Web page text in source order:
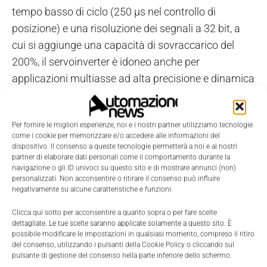
Per fornire le migliori esperienze, noi e i nostri partner utilizziamo tecnologie
come i cookie per memorizzare e/o accedere alle informazioni del
dispositivo. Il consenso a queste tecnologie permetterà a noi e ai nostri
partner di elaborare dati personali come il comportamento durante la
navigazione o gli ID univoci su questo sito e di mostrare annunci (non)
personalizzati. Non acconsentire o ritirare il consenso può influire
negativamente su alcune caratteristiche e funzioni.
Clicca qui sotto per acconsentire a quanto sopra o per fare scelte
dettagliate. Le tue scelte saranno applicate solamente a questo sito. È
possibile modificare le impostazioni in qualsiasi momento, compreso il ritiro
del consenso, utilizzando i pulsanti della Cookie Policy o cliccando sul
pulsante di gestione del consenso nella parte inferiore dello schermo.
tempo basso di ciclo (250 µs nel controllo di
posizione) e una risoluzione dei segnali a 32 bit, a
cui si aggiunge una capacità di sovraccarico del
200%, il servoinverter è idoneo anche per
applicazioni multiasse ad alta precisione e dinamica
elevata, quali macchine di
movimentazione/smistamento, macchine
confezionatrici e applicazioni di robotica, così come
per semplici task di posizionamento. L'i700 è
disponibile con tutti i più comuni sistemi di
raffreddamento e montaggio (Cold Plate, Push-
Through e ad incasso). Anche le funzionalità di
sicurezza integrate agevolano la fase di engineering.
La funzione Safe Torque Off (Sto) è inclusa
nell'offerta standard e per la realizzazione di
configurazioni di sicurezza più avanzate in futuro